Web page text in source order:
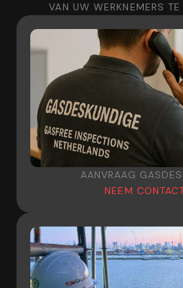
VAN UW WERKNEMERS TE
AANVRAAG
NEEM